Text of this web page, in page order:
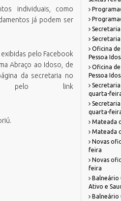
individuais, como
já podem ser
pelo Facebook
Abraço ao Idoso, de
da secretaria no
pelo link
Secretaria
Secretaria
Oficina de
Pessoa
Oficina de
Pessoa
Secretaria
quarta-
Secretaria
quarta-
Mateada
Mateada
Novas
feira
Novas
feira
Balneário
Ativo e
Balneário